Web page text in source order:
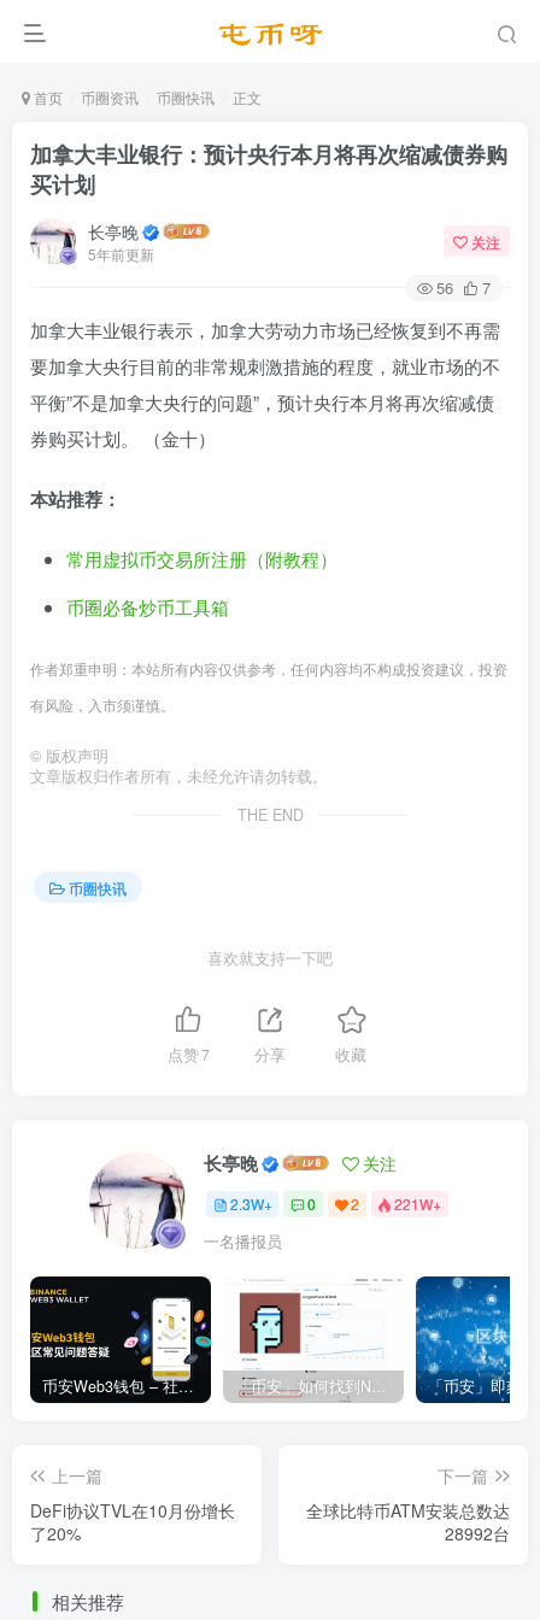
首页 币圈资讯 币圈快讯 正文
加拿大丰业银行：预计央行本月将再次缩减债券购
买计划
长亭晚
5年前更新
关注
56 7
加拿大丰业银行表示，加拿大劳动力市场已经恢复到不再需
要加拿大央行目前的非常规刺激措施的程度，就业市场的不
平衡”不是加拿大央行的问题”，预计央行本月将再次缩减债
券购买计划。 （金十）
本站推荐：
常用虚拟币交易所注册（附教程）
币圈必备炒币工具箱
作者郑重申明：本站所有内容仅供参考，任何内容均不构成投资建议，投资
有风险，入市须谨慎。
© 版权声明
文章版权归作者所有，未经允许请勿转载。
THE END
币圈快讯
喜欢就支持一下吧
点赞7 分享 收藏
长亭晚 关注
2.3W+ 0 2 221W+
一名播报员
币安Web3钱包 – 社区常见问题答疑 「币安」如何找到NFT合约地址？
上一篇
DeFi协议TVL在10月份增长
了20%
下一篇
全球比特币ATM安装总数达
28992台
相关推荐